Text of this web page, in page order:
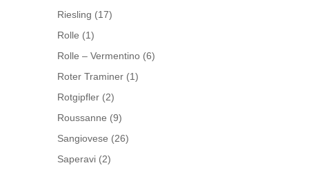
Riesling (17)
Rolle (1)
Rolle – Vermentino (6)
Roter Traminer (1)
Rotgipfler (2)
Roussanne (9)
Sangiovese (26)
Saperavi (2)